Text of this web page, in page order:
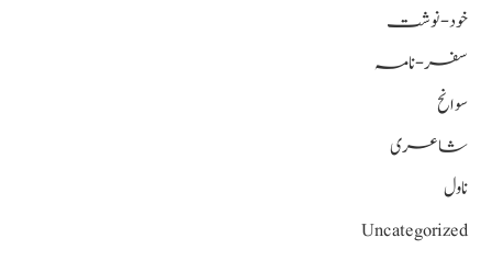
خود-نوشت
سفر-نامہ
سوانح
شاعری
ناول
Uncategorized